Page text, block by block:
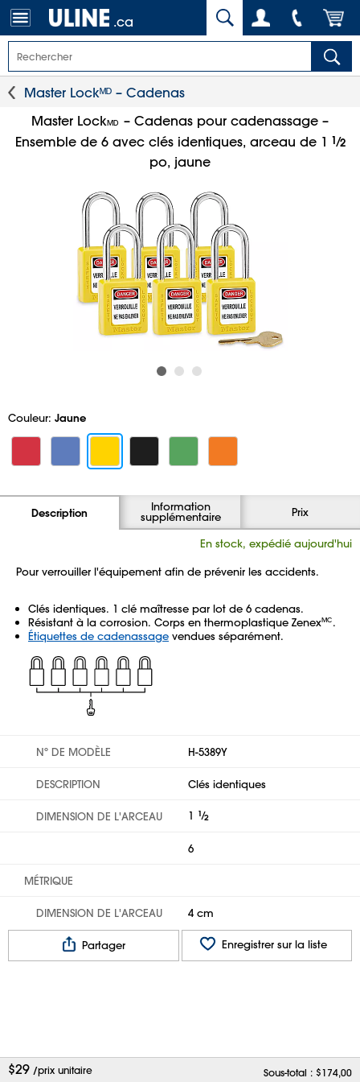
.ca
Master Lockᴹᴰ – Cadenas
Master LockMD – Cadenas pour cadenassage –
Ensemble de 6 avec clés identiques, arceau de 1 1⁄2
po, jaune
Couleur: Jaune
Description Information
supplémentaire Prix
En stock, expédié aujourd'hui
Pour verrouiller l'équipement afin de prévenir les accidents.
Clés identiques. 1 clé maîtresse par lot de 6 cadenas.
Résistant à la corrosion. Corps en thermoplastique ZenexMC.
Étiquettes de cadenassage vendues séparément.
Nº DE MODÈLE H-5389Y
DESCRIPTION Clés identiques
DIMENSION DE L'ARCEAU 1 1⁄2
6
MÉTRIQUE
DIMENSION DE L'ARCEAU 4 cm
Partager Enregistrer sur la liste
$29 /prix unitaire Sous-total : $174,00